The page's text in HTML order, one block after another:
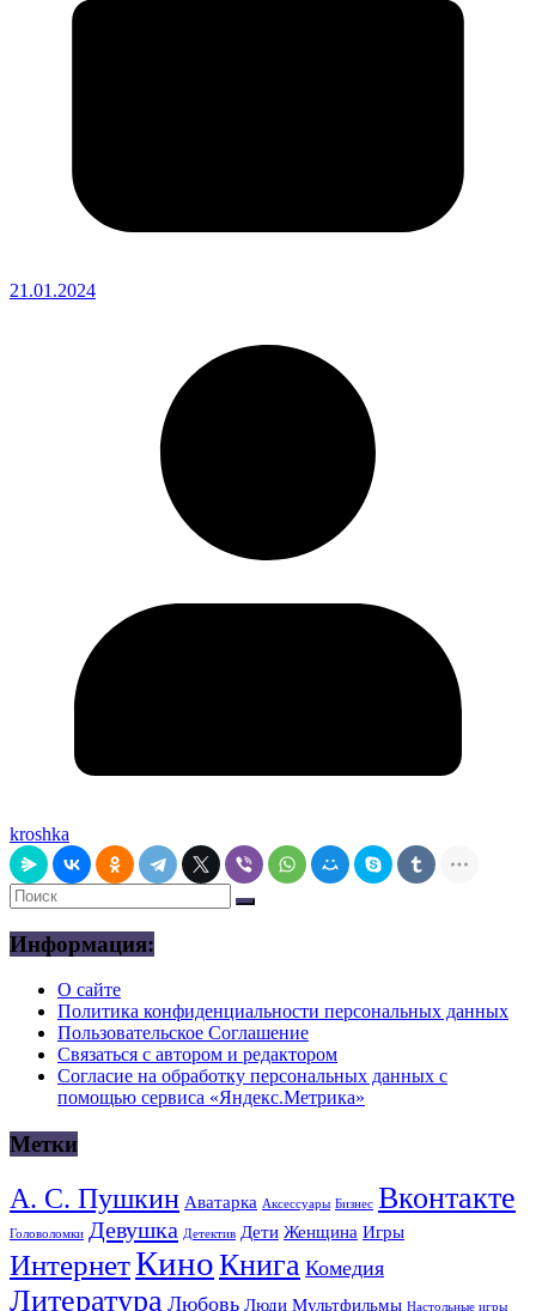
21.01.2024
kroshka
Информация:
О сайте
Политика конфиденциальности персональных данных
Пользовательское Соглашение
Связаться с автором и редактором
Согласие на обработку персональных данных с
помощью сервиса «Яндекс.Метрика»
Метки
А. С. Пушкин Аватарка Аксессуары Бизнес Вконтакте
Головоломки Девушка Детектив Дети Женщина Игры
ИнтернетКиноКнига Комедия
Литература Любовь Люди Мультфильмы Настольные игры